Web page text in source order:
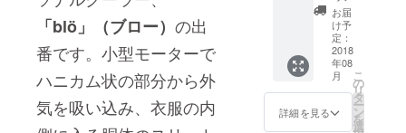
「blö」（ブロー） の出
番です。小型モーターで
ハニカム状の部分から外
気を吸い込み、衣服の内
ラベン
ダー内
容：レ
モング
ラス1本
ペパー
ミント1
本ラベ
ンダー1
お届
け予
定：
2018
年08
月
詳細を見る
こ
の
リ
タ
ー
ン
を
選